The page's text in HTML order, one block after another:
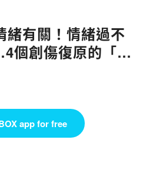
緒有關！情緒過不
個創傷復原的「情
app for free